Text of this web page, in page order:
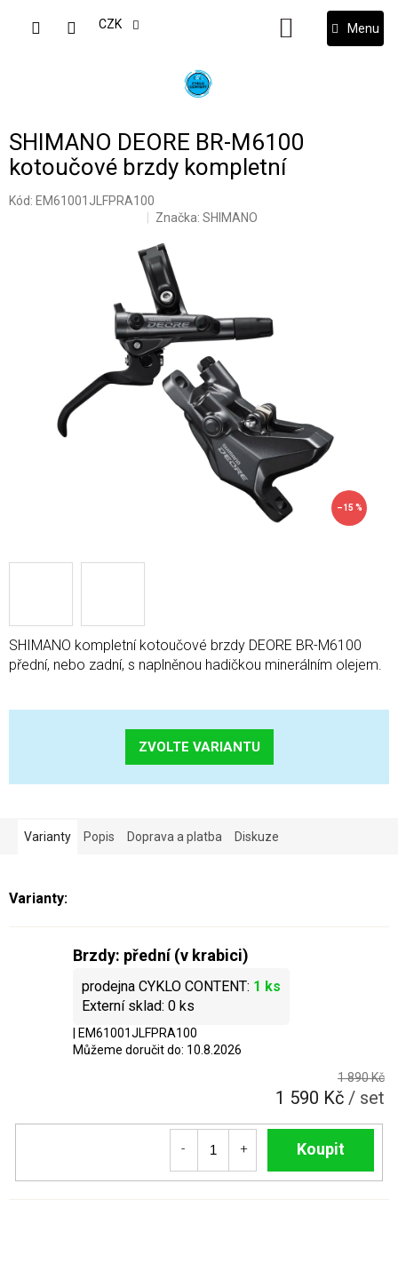
CZK
NÁKUPNÍ
KOŠÍK
SHIMANO DEORE BR-M6100
kotoučové brzdy kompletní
Kód: EM61001JLFPRA100
Značka:SHIMANO
–15 %
SHIMANO kompletní kotoučové brzdy DEORE BR-M6100
přední, nebo zadní, s naplněnou hadičkou minerálním olejem.
ZVOLTE VARIANTU
Varianty Popis Doprava a platba Diskuze
Brzdy: přední (v krabici)
1 ks
0 ks
| EM61001JLFPRA100
Můžeme doručit do: 10.8.2026
1 890 Kč
1 590 Kč / set
Do košíku